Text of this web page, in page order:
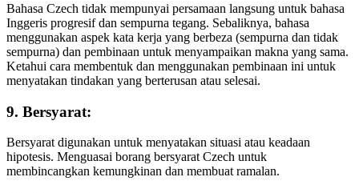
Bahasa Czech tidak mempunyai persamaan langsung untuk bahasa
Inggeris progresif dan sempurna tegang. Sebaliknya, bahasa
menggunakan aspek kata kerja yang berbeza (sempurna dan tidak
sempurna) dan pembinaan untuk menyampaikan makna yang sama.
Ketahui cara membentuk dan menggunakan pembinaan ini untuk
menyatakan tindakan yang berterusan atau selesai.
9. Bersyarat:
Bersyarat digunakan untuk menyatakan situasi atau keadaan
hipotesis. Menguasai borang bersyarat Czech untuk
membincangkan kemungkinan dan membuat ramalan.